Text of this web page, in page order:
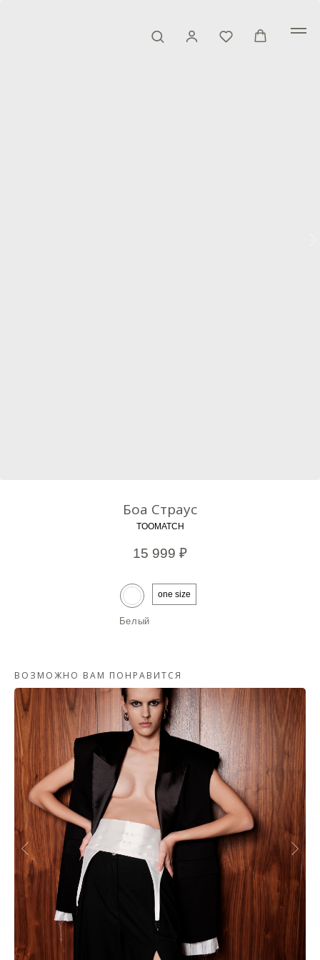
Боа Страус
TOOMATCH
15 999 ₽
Белый
one size
ВОЗМОЖНО ВАМ ПОНРАВИТСЯ